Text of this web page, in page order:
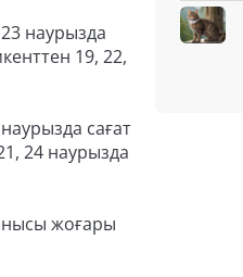
наурызда
19, 22,
сағат
24 наурызда
жоғары